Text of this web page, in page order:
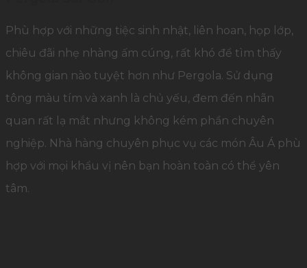
Phù hợp với những tiệc sinh nhật, liên hoan, họp lớp,
chiêu đãi nhẹ nhàng ấm cúng, rất khó để tìm thấy
không gian nào tuyệt hơn như Pergola. Sử dụng
tông màu tím và xanh là chủ yếu, đem đến nhãn
quan rất lạ mắt nhưng không kém phần chuyên
nghiệp. Nhà hàng chuyên phục vụ các món Âu Á phù
hợp với mọi khẩu vị nên bạn hoàn toàn có thể yên
tâm.